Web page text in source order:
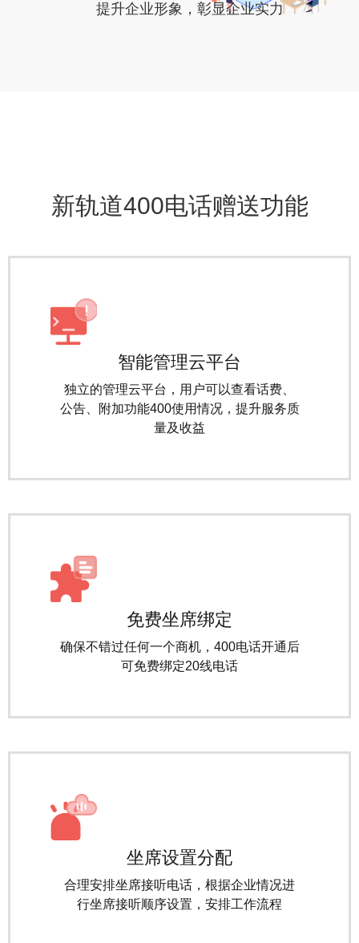
提升企业形象，彰显企业实力
新轨道400电话赠送功能
智能管理云平台
独立的管理云平台，用户可以查看话费、
公告、附加功能400使用情况，提升服务质
量及收益
免费坐席绑定
确保不错过任何一个商机，400电话开通后
可免费绑定20线电话
坐席设置分配
合理安排坐席接听电话，根据企业情况进
行坐席接听顺序设置，安排工作流程